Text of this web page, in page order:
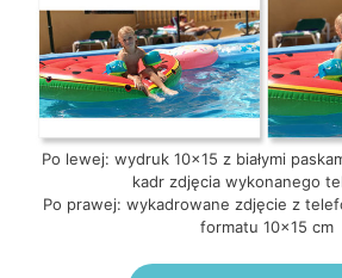
Po lewej: wydruk 10×15 z białymi
kadr zdjęcia wykonanego
Po prawej: wykadrowane zdjęcie z
formatu 10×15 cm